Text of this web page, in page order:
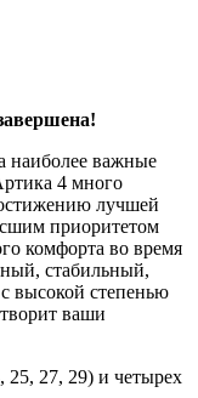
наиболее важные
4 много
лучшей
приоритетом
комфорта во время
стабильный,
высокой степенью
ваши
25, 27, 29) и четырех